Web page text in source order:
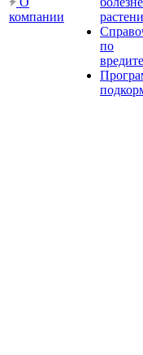
компании
по